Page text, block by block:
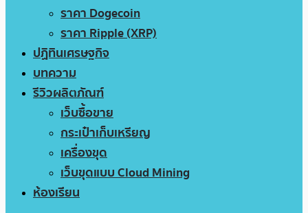
ราคา Dogecoin
ราคา Ripple (XRP)
ปฏิทินเศรษฐกิจ
บทความ
รีวิวผลิตภัณฑ์
เว็บซื้อขาย
กระเป๋าเก็บเหรียญ
เครื่องขุด
เว็บขุดแบบ Cloud Mining
ห้องเรียน